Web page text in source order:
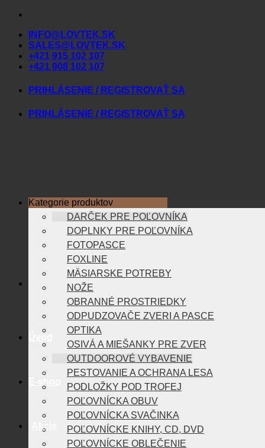
Skip
contentINFO@LOVTEK.SK
SALES@LOVTEK.SK
+421 915 102 107
+421 908 102 107
PRIHLÁSENIE / REGISTROVAŤ SA
PRIHLÁSENIE / REGISTROVAŤ SA
Akcie
Kategorie produktov
DARČEK PRE POĽOVNÍKA
DOPLNKY PRE POĽOVNÍKA
FOTOPASCE
FOXLINE
MÄSIARSKE POTREBY
NOŽE
OBRANNÉ PROSTRIEDKY
ODPUDZOVAČE ZVERI A PASCE
OPTIKA
OSIVÁ A MIEŠANKY PRE ZVER
OUTDOOROVÉ VYBAVENIE
PESTOVANIE A OCHRANA LESA
PODLOŽKY POD TROFEJ
POĽOVNÍCKA OBUV
POĽOVNÍCKA SVAČINKA
POĽOVNÍCKE KNIHY, CD, DVD
POĽOVNÍCKE OBLEČENIE